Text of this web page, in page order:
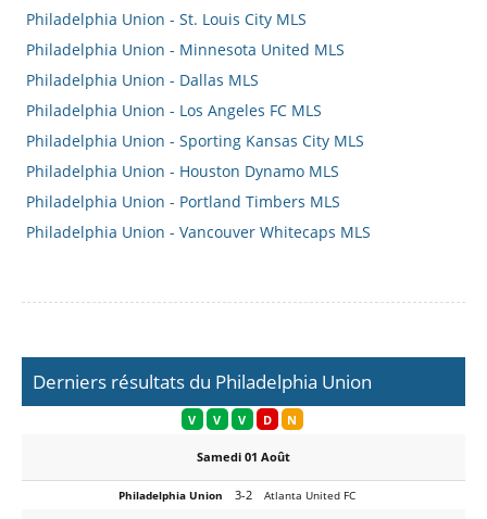
Philadelphia Union - St. Louis City MLS
Philadelphia Union - Minnesota United MLS
Philadelphia Union - Dallas MLS
Philadelphia Union - Los Angeles FC MLS
Philadelphia Union - Sporting Kansas City MLS
Philadelphia Union - Houston Dynamo MLS
Philadelphia Union - Portland Timbers MLS
Philadelphia Union - Vancouver Whitecaps MLS
Derniers résultats du Philadelphia Union
V V V D N
Samedi 01 Août
Philadelphia Union 3-2 Atlanta United FC